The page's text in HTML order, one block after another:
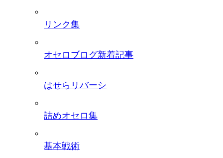
リンク集
オセロブログ新着記事
はせらリバーシ
詰めオセロ集
基本戦術